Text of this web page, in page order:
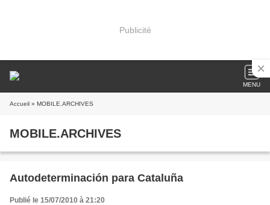
Publicité
MENU
Accueil » MOBILE.ARCHIVES
MOBILE.ARCHIVES
Autodeterminación para Cataluña
Publié le 15/07/2010 à 21:20